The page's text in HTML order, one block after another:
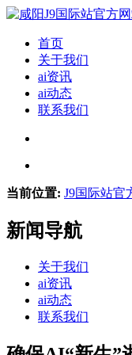
首页
关于我们
ai资讯
ai动态
联系我们
当前位置: J9国际站官
新闻导航
关于我们
ai资讯
ai动态
联系我们